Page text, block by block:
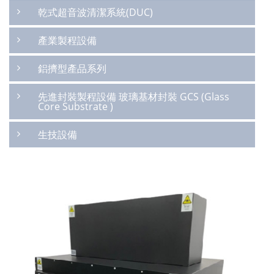
乾式超音波清潔系統(DUC)
產業製程設備
鋁擠型產品系列
先進封裝製程設備 玻璃基材封裝 GCS (Glass
Core Substrate )
生技設備